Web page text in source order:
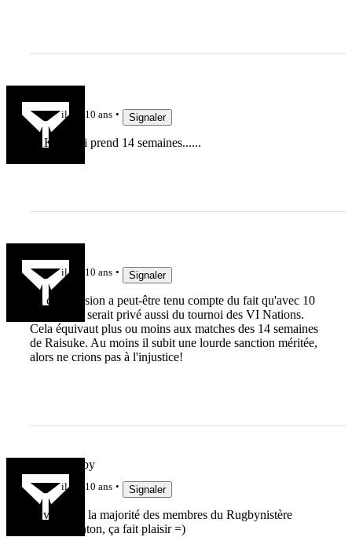
il y a 10 ans Signaler
Et Kole qui prend 14 semaines......
il y a 10 ans Signaler
La commission a peut-être tenu compte du fait qu'avec 10
semaines il serait privé aussi du tournoi des VI Nations.
Cela équivaut plus ou moins aux matches des 14 semaines
de Raisuke. Au moins il subit une lourde sanction méritée,
alors ne crions pas à l'injustice!
boucherugby
il y a 10 ans Signaler
Je vois que la majorité des membres du Rugbynistère
déteste Ashton, ça fait plaisir =)